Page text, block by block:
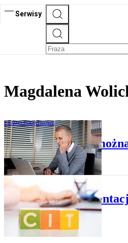
Serwisy
Magdalena
PRAWO PODATKOWE
Czynny żal, czyli
PODATKI